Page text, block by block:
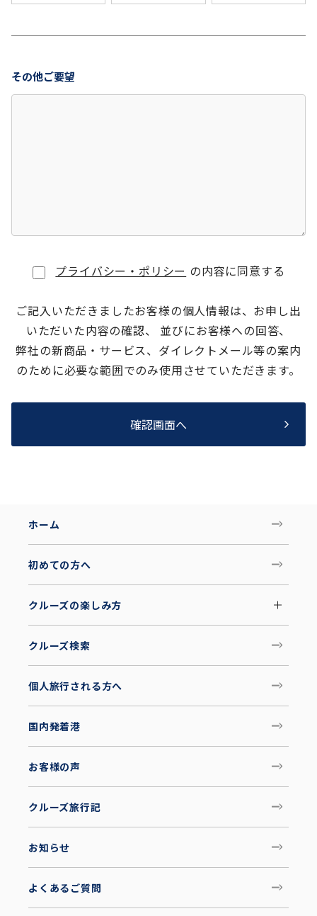
その他ご要望
プライバシー・ポリシー の内容に同意する
ご記入いただきましたお客様の個人情報は、お申し出
いただいた内容の確認、 並びにお客様への回答、
弊社の新商品・サービス、ダイレクトメール等の案内
のために必要な範囲でのみ使用させていただきます。
確認画面へ
ホーム
初めての方へ
クルーズの楽しみ方
クルーズ検索
個人旅行される方へ
国内発着港
お客様の声
クルーズ旅行記
お知らせ
よくあるご質問